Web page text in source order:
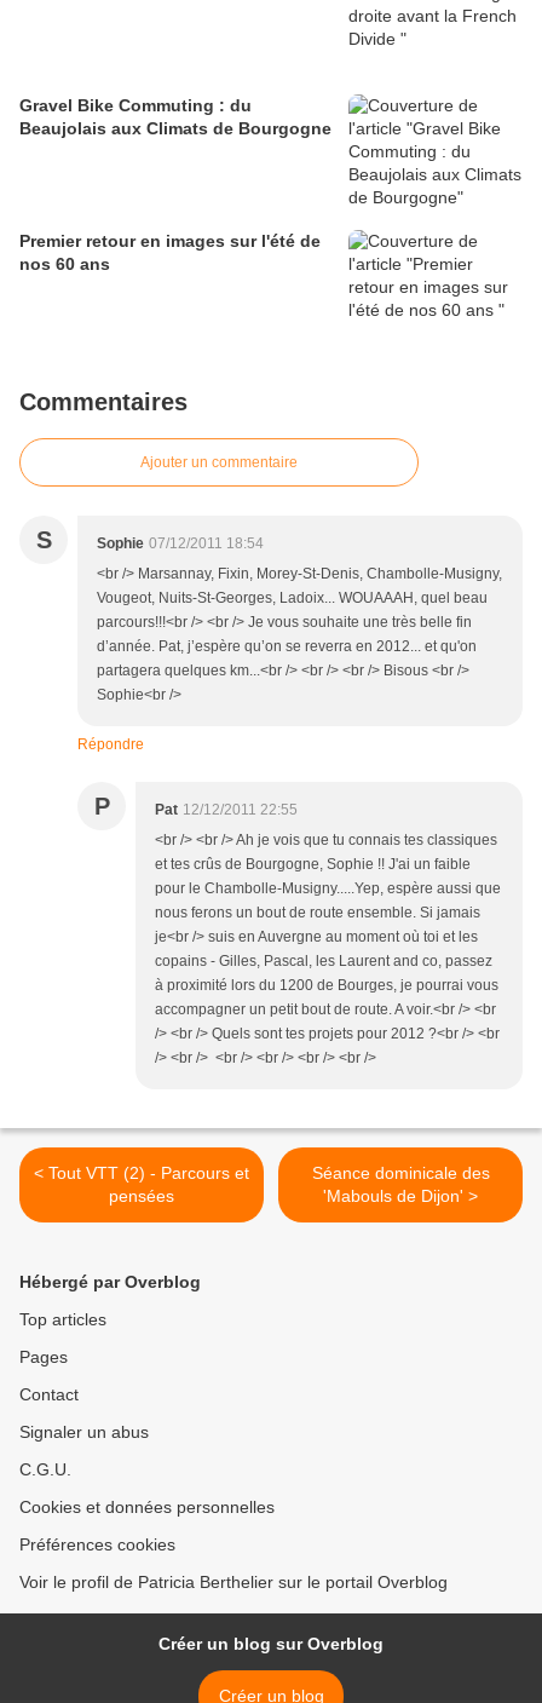
Gravel Bike Commuting : du
Beaujolais aux Climats de Bourgogne
Premier retour en images sur l'été de
nos 60 ans
Commentaires
Ajouter un commentaire
S Sophie 07/12/2011 18:54
<br /> Marsannay, Fixin, Morey-St-Denis, Chambolle-Musigny,
Vougeot, Nuits-St-Georges, Ladoix... WOUAAAH, quel beau
parcours!!!<br /> <br /> Je vous souhaite une très belle fin
d’année. Pat, j’espère qu’on se reverra en 2012... et qu'on
partagera quelques km...<br /> <br /> <br /> Bisous <br />
Sophie<br />
Répondre
P Pat 12/12/2011 22:55
<br /> <br /> Ah je vois que tu connais tes classiques
et tes crûs de Bourgogne, Sophie !! J'ai un faible
pour le Chambolle-Musigny.....Yep, espère aussi que
nous ferons un bout de route ensemble. Si jamais
je<br /> suis en Auvergne au moment où toi et les
copains - Gilles, Pascal, les Laurent and co, passez
à proximité lors du 1200 de Bourges, je pourrai vous
accompagner un petit bout de route. A voir.<br /> <br
/> <br /> Quels sont tes projets pour 2012 ?<br /> <br
/> <br /> <br /> <br /> <br /> <br />
< Tout VTT (2) - Parcours et
pensées
Séance dominicale des
'Mabouls de Dijon' >
Hébergé par Overblog
Top articles
Pages
Contact
Signaler un abus
C.G.U.
Cookies et données personnelles
Préférences cookies
Voir le profil de Patricia Berthelier sur le portail Overblog
Créer un blog sur Overblog
Créer un blog